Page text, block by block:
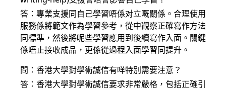
答：專業支援同自己學習唔係对立嘅關係。合理使用
服務係將範文作為學習參考，從中觀察正確寫作方法
同標準，然後將呢些學習應用到後續寫作入面。關鍵
係唔止接收成品，更係從過程入面學習同提升。
問：香港大學對學術誠信有咩特別需要注意？
答：香港大學對學術誠信要求非常嚴格，包括正確引